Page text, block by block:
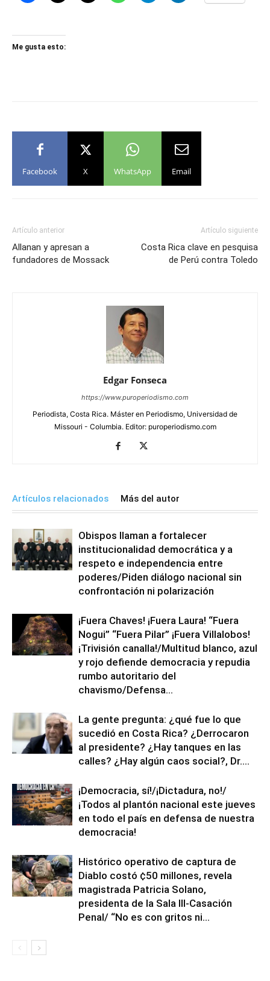
Me gusta esto:
Facebook X WhatsApp Email
Artículo anterior
Allanan y apresan a
fundadores de Mossack
Artículo siguiente
Costa Rica clave en pesquisa
de Perú contra Toledo
Edgar Fonseca
https://www.puroperiodismo.com
Periodista, Costa Rica. Máster en Periodismo, Universidad de
Missouri - Columbia. Editor: puroperiodismo.com
Artículos relacionados Más del autor
Obispos llaman a fortalecer
institucionalidad democrática y a
respeto e independencia entre
poderes/Piden diálogo nacional sin
confrontación ni polarización
¡Fuera Chaves! ¡Fuera Laura! “Fuera
Nogui” “Fuera Pilar” ¡Fuera Villalobos!
¡Trivisión canalla!/Multitud blanco, azul
y rojo defiende democracia y repudia
rumbo autoritario del
chavismo/Defensa...
La gente pregunta: ¿qué fue lo que
sucedió en Costa Rica? ¿Derrocaron
al presidente? ¿Hay tanques en las
calles? ¿Hay algún caos social?, Dr....
¡Democracia, sí!/¡Dictadura, no!/
¡Todos al plantón nacional este jueves
en todo el país en defensa de nuestra
democracia!
Histórico operativo de captura de
Diablo costó ¢50 millones, revela
magistrada Patricia Solano,
presidenta de la Sala III-Casación
Penal/ “No es con gritos ni...